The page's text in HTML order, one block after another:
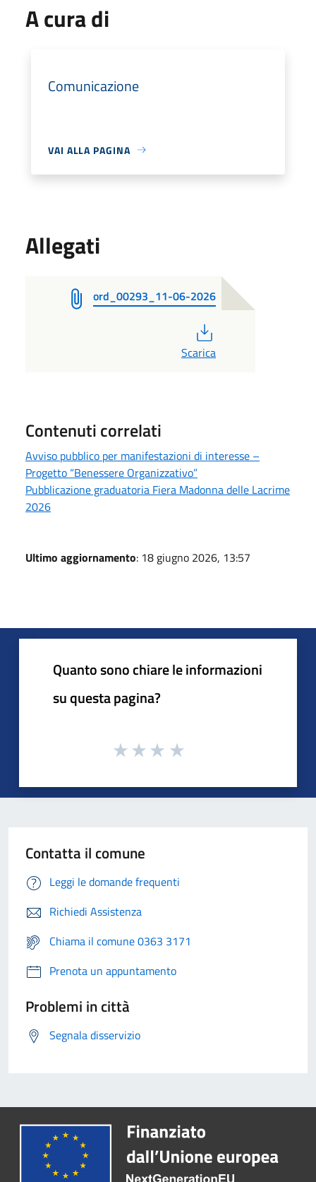
A cura di
Comunicazione
VAI ALLA PAGINA
Allegati
ord_00293_11-06-2026
Scarica
Contenuti correlati
Avviso pubblico per manifestazioni di interesse –
Progetto “Benessere Organizzativo”
Pubblicazione graduatoria Fiera Madonna delle Lacrime
2026
Ultimo aggiornamento: 18 giugno 2026, 13:57
Quanto sono chiare le informazioni
su questa pagina?
Contatta il comune
Leggi le domande frequenti
Richiedi Assistenza
Chiama il comune 0363 3171
Prenota un appuntamento
Problemi in città
Segnala disservizio